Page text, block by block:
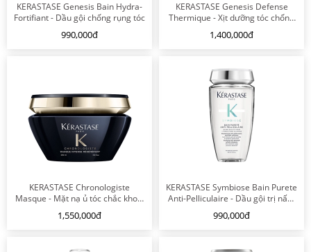
KERASTASE Genesis Bain Hydra-
Fortifiant - Dầu gội chống rụng tóc
990,000đ
KERASTASE Genesis Defense
Thermique - Xịt dưỡng tóc chống
1,400,000đ
KERASTASE Chronologiste
Masque - Mặt nạ ủ tóc chắc khoẻ,
bóng mượt & bồng bềnh
1,550,000đ
KERASTASE Symbiose Bain Purete
Anti-Pelliculaire - Dầu gội trị nấm
990,000đ